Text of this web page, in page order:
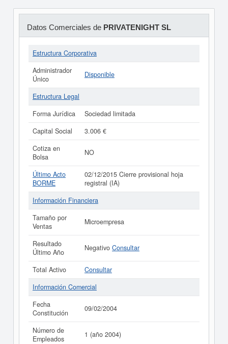
Datos Comerciales de PRIVATENIGHT SL
Estructura Corporativa
Administrador
Único
Disponible
Estructura Legal
Forma Jurídica
Sociedad limitada
Capital Social
3.006 €
Cotiza en
Bolsa
NO
Último Acto
BORME
02/12/2015 Cierre provisional hoja
registral (IA)
Información Financiera
Tamaño por
Ventas
Microempresa
Resultado
Último Año
Negativo Consultar
Total Activo
Consultar
Información Comercial
Fecha
Constitución
09/02/2004
Número de
Empleados
1 (año 2004)